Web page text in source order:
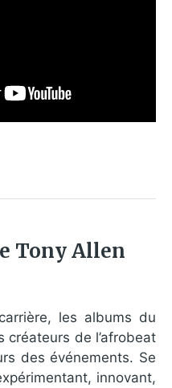
Tony Allen
les albums du
créateurs de l’afrobeat
des événements. Se
innovant,